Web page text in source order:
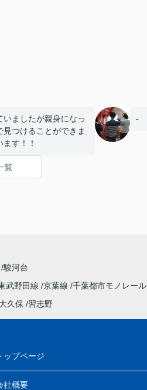
ましたが親身になっ
つけることができま
す！！
-
覧
駿河台
武野田線 京葉線 千葉都市モノレール
久保 習志野
ップページ
社概要